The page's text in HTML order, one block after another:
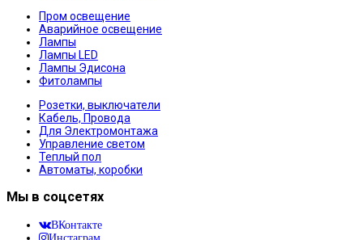
Пром освещение
Аварийное освещение
Лампы
Лампы LED
Лампы Эдисона
Фитолампы
Розетки, выключатели
Кабель, Провода
Для Электромонтажа
Управление светом
Теплый пол
Автоматы, коробки
Мы в соцсетях
ВКонтакте
Инстаграм